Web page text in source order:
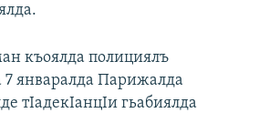
къоялда полициялъ
7 январалда Парижалда
тIадекIанцIи гьабиялда